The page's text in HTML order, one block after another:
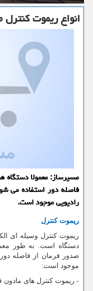
انواع ریموت كنترل
مسیرساز: معمولا دستگاه
فاصله دور استفاده می
رادیویی موجود است.
ریموت کنترل
ریموت کنترل وسیله ای
دستگاه است. به طور
صدور فرمان از فاصله
موجود است:
- ریموت کنترل های مادون